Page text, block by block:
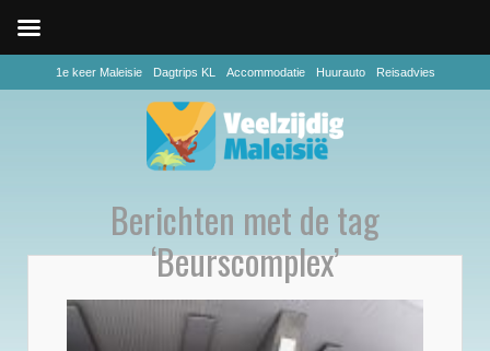
1e keer Maleisie Dagtrips KL Accommodatie Huurauto Reisadvies
Berichten met de tag
‘Beurscomplex’